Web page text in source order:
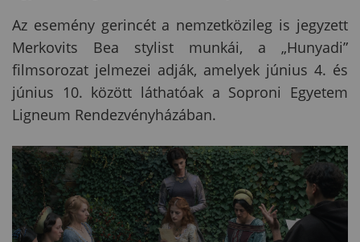
Az esemény gerincét a nemzetközileg is jegyzett
Merkovits Bea stylist munkái, a „Hunyadi”
filmsorozat jelmezei adják, amelyek június 4. és
június 10. között láthatóak a Soproni Egyetem
Ligneum Rendezvényházában.